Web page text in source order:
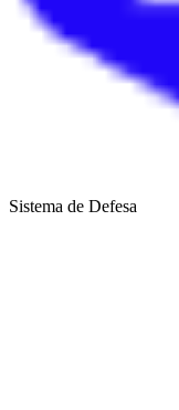
Sistema de Defesa